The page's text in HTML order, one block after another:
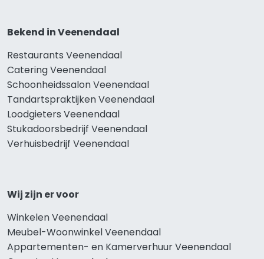
Bekend in Veenendaal
Restaurants Veenendaal
Catering Veenendaal
Schoonheidssalon Veenendaal
Tandartspraktijken Veenendaal
Loodgieters Veenendaal
Stukadoorsbedrijf Veenendaal
Verhuisbedrijf Veenendaal
Wij zijn er voor
Winkelen Veenendaal
Meubel-Woonwinkel Veenendaal
Appartementen- en Kamerverhuur Veenendaal